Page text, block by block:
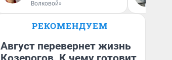
Волковой»
РЕКОМЕНДУЕМ
Август перевернет жизнь